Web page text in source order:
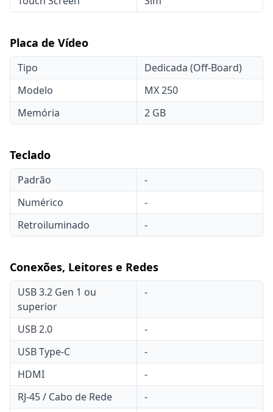
Placa de Vídeo
Tipo
Dedicada (Off-Board)
Modelo
MX 250
Memória
2 GB
Teclado
Padrão
-
Numérico
-
Retroiluminado
-
Conexões, Leitores e Redes
USB 3.2 Gen 1 ou
superior
-
USB 2.0
-
USB Type-C
-
HDMI
-
RJ-45 / Cabo de Rede
-